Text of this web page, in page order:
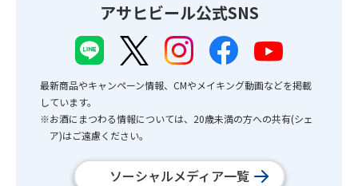
アサヒビール公式SNS
最新商品やキャンペーン情報、CMやメイキング動画などを掲載
しています。
※お酒にまつわる情報については、20歳未満の方への共有(シェ
ア)はご遠慮ください。
ソーシャルメディア一覧